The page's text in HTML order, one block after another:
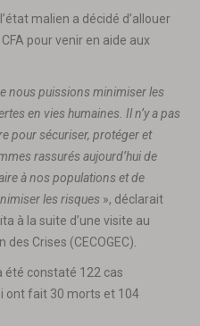
malien a décidé d’allouer
pour venir en aide aux
nous puissions minimiser les
en vies humaines. Il n’y a pas
pour sécuriser, protéger et
rassurés aujourd’hui de
à nos populations et de
les risques », déclarait
à la suite d’une visite au
Crises (CECOGEC).
été constaté 122 cas
ont fait 30 morts et 104